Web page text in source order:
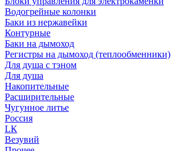
Водогрейные колонки
Баки из нержавейки
Контурные
Баки на дымоход
Регистры на дымоход (теплообменники)
Для душа с тэном
Для душа
Накопительные
Расширительные
Чугунное литье
Россия
LК
Везувий